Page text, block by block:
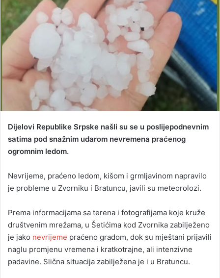
n
e
Dijelovi Republike Srpske našli su se u poslijepodnevnim
satima pod snažnim udarom nevremena praćenog
ogromnim ledom.
Nevrijeme, praćeno ledom, kišom i grmljavinom napravilo
je probleme u Zvorniku i Bratuncu, javili su meteorolozi.
Prema informacijama sa terena i fotografijama koje kruže
društvenim mrežama, u Šetićima kod Zvornika zabilježeno
je jako nevrijeme praćeno gradom, dok su mještani prijavili
naglu promjenu vremena i kratkotrajne, ali intenzivne
padavine. Slična situacija zabilježena je i u Bratuncu.